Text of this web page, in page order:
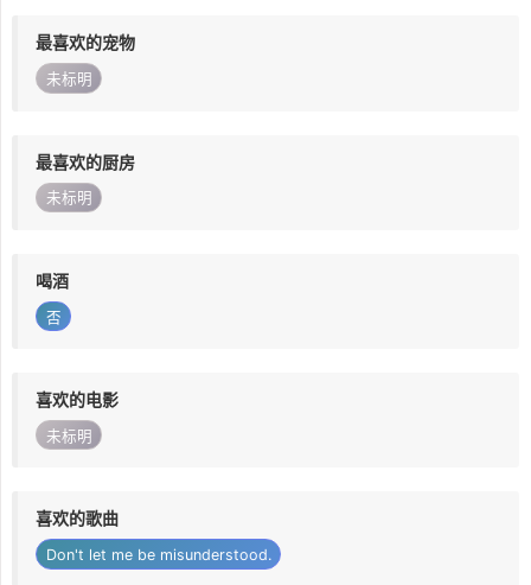
最喜欢的宠物
未标明
最喜欢的厨房
未标明
喝酒
否
喜欢的电影
未标明
喜欢的歌曲
Don't let me be misunderstood.